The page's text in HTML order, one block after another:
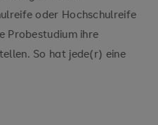
oder Hochschulreife
Probestudium ihre
So hat jede(r) eine